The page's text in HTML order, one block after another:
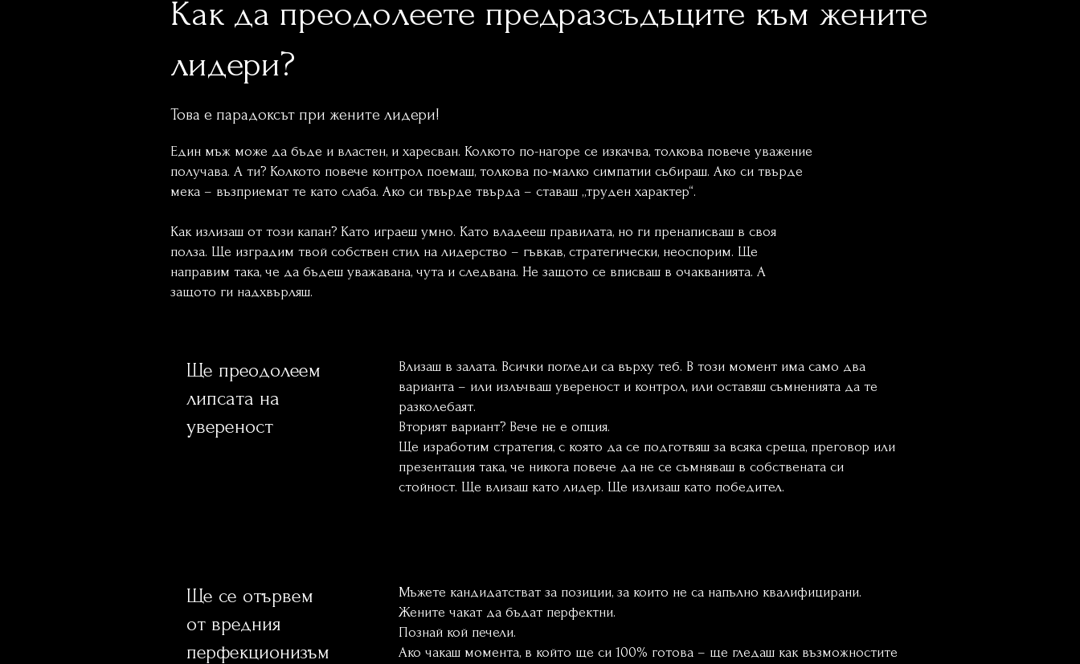
Как да преодолеете предразсъдъците към жените
лидери?
Това е парадоксът при жените лидери!
Един мъж може да бъде и властен, и харесван. Колкото по-нагоре се изкачва, толкова повече уважение
получава. А ти? Колкото повече контрол поемаш, толкова по-малко симпатии събираш. Ако си твърде
мека – възприемат те като слаба. Ако си твърде твърда – ставаш „труден характер“.
Как излизаш от този капан? Като играеш умно. Като владееш правилата, но ги пренаписваш в своя
полза. Ще изградим твой собствен стил на лидерство – гъвкав, стратегически, неоспорим. Ще
направим така, че да бъдеш уважавана, чута и следвана. Не защото се вписваш в очакванията. А
защото ги надхвърляш.
Ще преодолеем
липсата на
увереност
Влизаш в залата. Всички погледи са върху теб. В този момент има само два
варианта – или излъчваш увереност и контрол, или оставяш съмненията да те
разколебаят.
Вторият вариант? Вече не е опция.
Ще изработим стратегия, с която да се подготвяш за всяка среща, преговор или
презентация така, че никога повече да не се съмняваш в собствената си
стойност. Ще влизаш като лидер. Ще излизаш като победител.
Ще се отървем
от вредния
перфекционизъм
Мъжете кандидатстват за позиции, за които не са напълно квалифицирани.
Жените чакат да бъдат перфектни.
Познай кой печели.
Ако чакаш момента, в който ще си 100% готова – ще гледаш как възможностите